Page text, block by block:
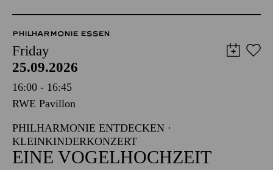
PHILHARMONIE ESSEN
Friday
25.09.2026
16:00 - 16:45
RWE Pavillon
PHILHARMONIE ENTDECKEN ·
KLEINKINDERKONZERT
EINE VOGELHOCHZEIT